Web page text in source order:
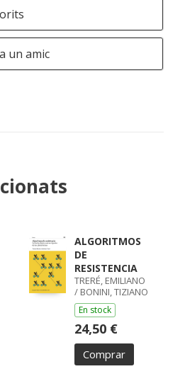
un amic
ALGORITMOS
DE
RESISTENCIA
TRERÉ, EMILIANO
/ BONINI, TIZIANO
En stock
24,50 €
Comprar